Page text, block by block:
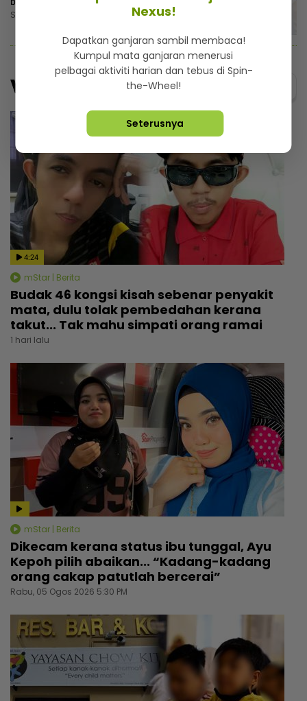
Sabtu, 8 Ogos 2026 1:15 PM
Video
4:24
mStar | Berita
Budak 46 kongsi kisah sebenar penyakit
mata, dulu tolak pembedahan kerana
takut... Tak mahu simpati orang ramai
1 hari lalu
mStar | Berita
Dikecam kerana status ibu tunggal, Ayu
Kepoh pilih abaikan... “Kadang-kadang
orang cakap patutlah bercerai”
Rabu, 05 Ogos 2026 5:30 PM
Nexus!
Dapatkan ganjaran sambil membaca!
Kumpul mata ganjaran menerusi
pelbagai aktiviti harian dan tebus di Spin-
the-Wheel!
Seterusnya